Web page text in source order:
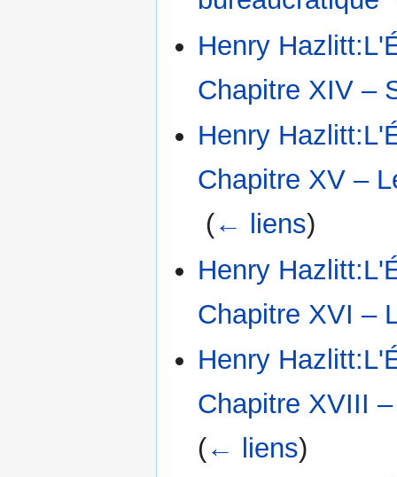
Henry
Chapitre XIV –
Henry
Chapitre XV –
(← liens)
Henry
Chapitre XVI –
Henry
Chapitre XVIII
(← liens)